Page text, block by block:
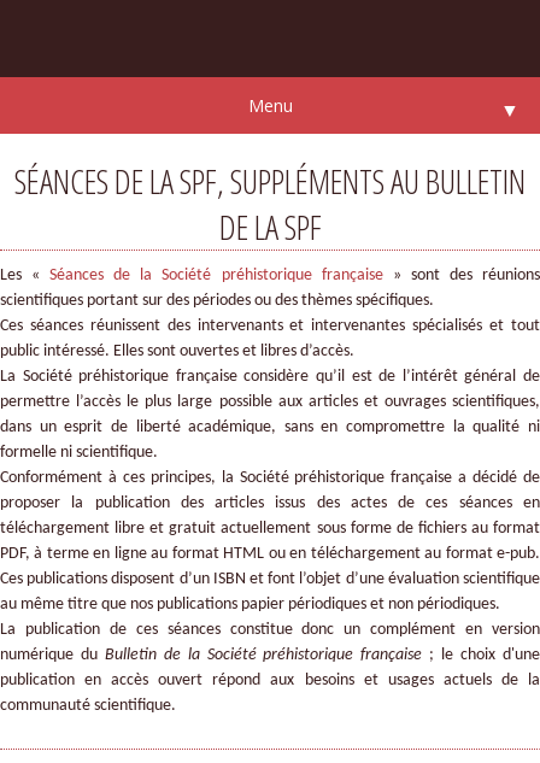
Menu ▼
SÉANCES DE LA SPF, SUPPLÉMENTS AU BULLETIN
DE LA SPF
Les «Séances de la Société préhistorique française» sont des réunions
scientifiques portant sur des périodes ou des thèmes spécifiques.
Ces séances réunissent des intervenants et intervenantes spécialisés et tout
public intéressé. Elles sont ouvertes et libres d’accès.
La Société préhistorique française considère qu’il est de l’intérêt général de
permettre l’accès le plus large possible aux articles et ouvrages scientifiques,
dans un esprit de liberté académique, sans en compromettre la qualité ni
formelle ni scientifique.
Conformément à ces principes, la Société préhistorique française a décidé de
proposer la publication des articles issus des actes de ces séances en
téléchargement libre et gratuit actuellement sous forme de fichiers au format
PDF, à terme en ligne au format HTML ou en téléchargement au format e-pub.
Ces publications disposent d’un ISBN et font l’objet d’une évaluation scientifique
au même titre que nos publications papier périodiques et non périodiques.
La publication de ces séances constitue donc un complément en version
numérique du Bulletin de la Société préhistorique française ; le choix d'une
publication en accès ouvert répond aux besoins et usages actuels de la
communauté scientifique.